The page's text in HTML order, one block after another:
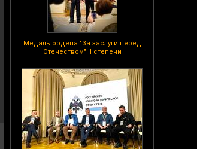
Медаль ордена "За заслуги перед
Отечеством" II степени